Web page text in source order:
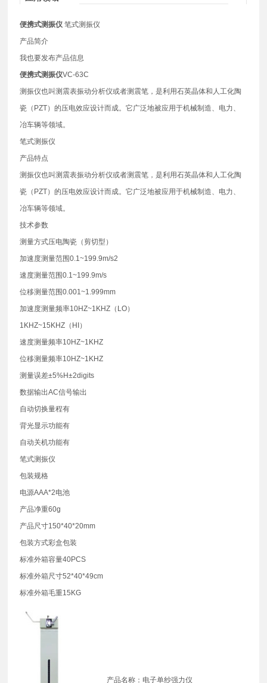
便携式测振仪 笔式测振仪
产品简介
我也要发布产品信息
便携式测振仪VC-63C
测振仪也叫测震表振动分析仪或者测震笔，是利用石英晶体和人工化陶
瓷（PZT）的压电效应设计而成。它广泛地被应用于机械制造、电力、
冶车辆等领域。
笔式测振仪
产品特点
测振仪也叫测震表振动分析仪或者测震笔，是利用石英晶体和人工化陶
瓷（PZT）的压电效应设计而成。它广泛地被应用于机械制造、电力、
冶车辆等领域。
技术参数
测量方式压电陶瓷（剪切型）
加速度测量范围0.1~199.9m/s2
速度测量范围0.1~199.9m/s
位移测量范围0.001~1.999mm
加速度测量频率10HZ~1KHZ（LO）
1KHZ~15KHZ（HI）
速度测量频率10HZ~1KHZ
位移测量频率10HZ~1KHZ
测量误差±5%H±2digits
数据输出AC信号输出
自动切换量程有
背光显示功能有
自动关机功能有
笔式测振仪
包装规格
电源AAA*2电池
产品净重60g
产品尺寸150*40*20mm
包装方式彩盒包装
标准外箱容量40PCS
标准外箱尺寸52*40*49cm
标准外箱毛重15KG
产品名称：电子单纱强力仪